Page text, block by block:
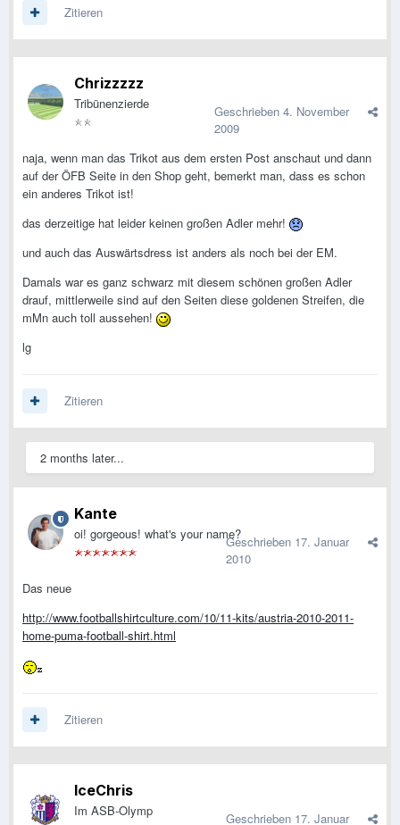
Zitieren
Chrizzzzz
Tribünenzierde Geschrieben 4. November
2009
naja, wenn man das Trikot aus dem ersten Post anschaut und dann
auf der ÖFB Seite in den Shop geht, bemerkt man, dass es schon
ein anderes Trikot ist!
das derzeitige hat leider keinen großen Adler mehr!
und auch das Auswärtsdress ist anders als noch bei der EM.
Damals war es ganz schwarz mit diesem schönen großen Adler
drauf, mittlerweile sind auf den Seiten diese goldenen Streifen, die
mMn auch toll aussehen!
lg
Zitieren
2 months later...
Kante
oi! gorgeous! what's your name?Geschrieben 17. Januar
2010
Das neue
http://www.footballshirtculture.com/10/11-kits/austria-2010-2011-
home-puma-football-shirt.html
Zitieren
IceChris
Im ASB-Olymp Geschrieben 17. Januar